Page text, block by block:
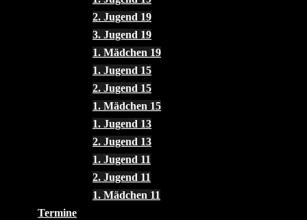
2. Jugend 19
3. Jugend 19
1. Mädchen 19
1. Jugend 15
2. Jugend 15
1. Mädchen 15
1. Jugend 13
2. Jugend 13
1. Jugend 11
2. Jugend 11
1. Mädchen 11
Termine